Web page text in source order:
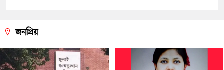
জনপ্রিয়